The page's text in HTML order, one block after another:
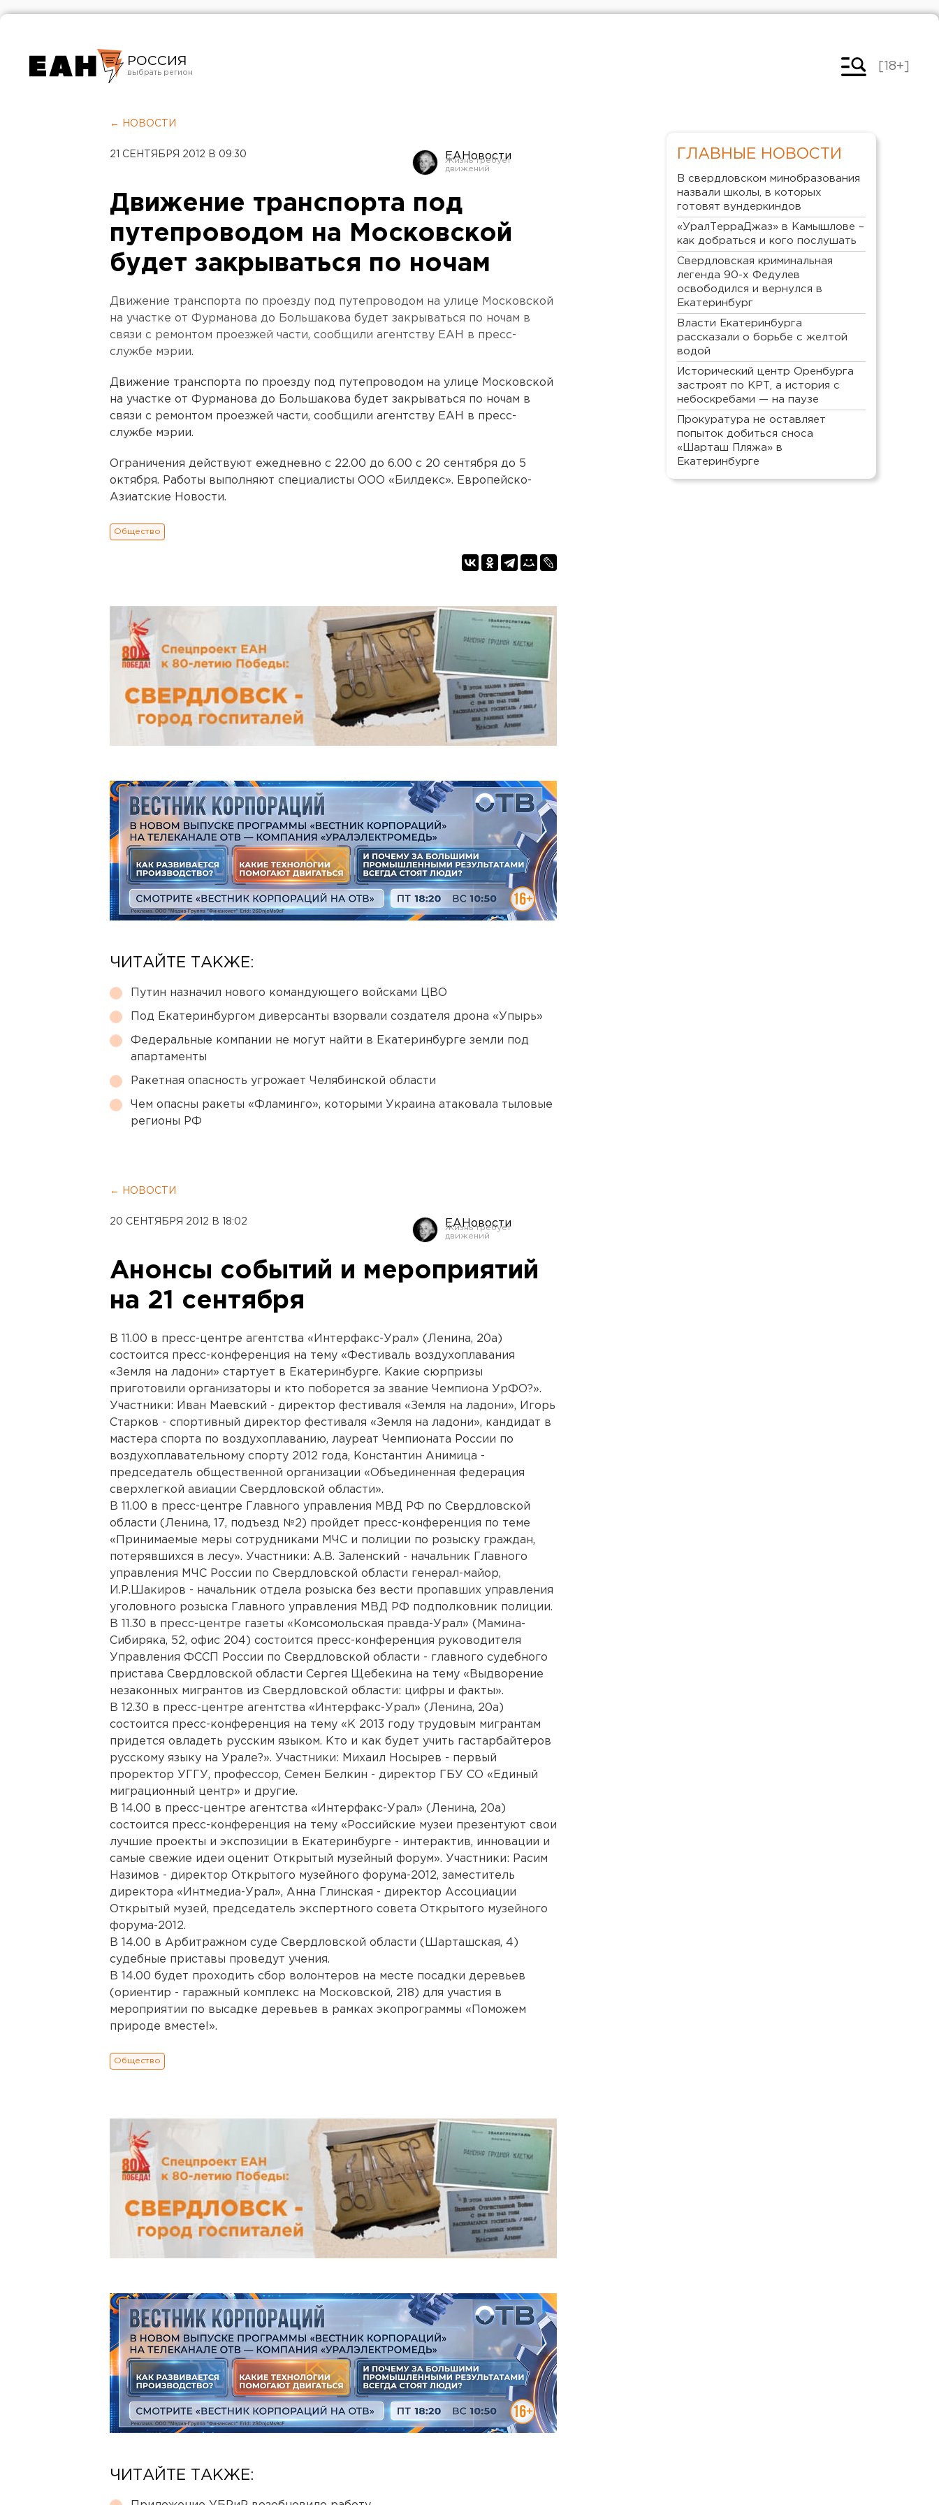
РОССИЯ
Челябинск
[18+]
← НОВОСТИ
21 СЕНТЯБРЯ 2012 В 09:30 ЕАНовости
Движение транспорта под
путепроводом на Московской
будет закрываться по ночам
Движение транспорта по проезду под путепроводом на улице Московской
на участке от Фурманова до Большакова будет закрываться по ночам в
связи с ремонтом проезжей части, сообщили агентству ЕАН в пресс-
службе мэрии.
Движение транспорта по проезду под путепроводом на улице Московской
на участке от Фурманова до Большакова будет закрываться по ночам в
связи с ремонтом проезжей части, сообщили агентству ЕАН в пресс-
службе мэрии.
Ограничения действуют ежедневно с 22.00 до 6.00 с 20 сентября до 5
октября. Работы выполняют специалисты ООО «Билдекс». Европейско-
Азиатские Новости.
Общество
ЧИТАЙТЕ ТАКЖЕ:
Путин назначил нового командующего войсками ЦВО
Под Екатеринбургом диверсанты взорвали создателя дрона «Упырь»
Федеральные компании не могут найти в Екатеринбурге земли под
апартаменты
Ракетная опасность угрожает Челябинской области
Чем опасны ракеты «Фламинго», которыми Украина атаковала тыловые
регионы РФ
← НОВОСТИ
20 СЕНТЯБРЯ 2012 В 18:02 ЕАНовости
Анонсы событий и мероприятий
на 21 сентября
В 11.00 в пресс-центре агентства «Интерфакс-Урал» (Ленина, 20а)
состоится пресс-конференция на тему «Фестиваль воздухоплавания
«Земля на ладони» стартует в Екатеринбурге. Какие сюрпризы
приготовили организаторы и кто поборется за звание Чемпиона УрФО?».
Участники: Иван Маевский - директор фестиваля «Земля на ладони», Игорь
Старков - спортивный директор фестиваля «Земля на ладони», кандидат в
мастера спорта по воздухоплаванию, лауреат Чемпионата России по
воздухоплавательному спорту 2012 года, Константин Анимица -
председатель общественной организации «Объединенная федерация
сверхлегкой авиации Свердловской области».
В 11.00 в пресс-центре Главного управления МВД РФ по Свердловской
области (Ленина, 17, подъезд №2) пройдет пресс-конференция по теме
«Принимаемые меры сотрудниками МЧС и полиции по розыску граждан,
потерявшихся в лесу». Участники: А.В. Заленский - начальник Главного
управления МЧС России по Свердловской области генерал-майор,
И.Р.Шакиров - начальник отдела розыска без вести пропавших управления
уголовного розыска Главного управления МВД РФ подполковник полиции.
В 11.30 в пресс-центре газеты «Комсомольская правда-Урал» (Мамина-
Сибиряка, 52, офис 204) состоится пресс-конференция руководителя
Управления ФССП России по Свердловской области - главного судебного
пристава Свердловской области Сергея Щебекина на тему «Выдворение
незаконных мигрантов из Свердловской области: цифры и факты».
В 12.30 в пресс-центре агентства «Интерфакс-Урал» (Ленина, 20а)
состоится пресс-конференция на тему «К 2013 году трудовым мигрантам
придется овладеть русским языком. Кто и как будет учить гастарбайтеров
русскому языку на Урале?». Участники: Михаил Носырев - первый
проректор УГГУ, профессор, Семен Белкин - директор ГБУ СО «Единый
миграционный центр» и другие.
В 14.00 в пресс-центре агентства «Интерфакс-Урал» (Ленина, 20а)
состоится пресс-конференция на тему «Российские музеи презентуют свои
лучшие проекты и экспозиции в Екатеринбурге - интерактив, инновации и
самые свежие идеи оценит Открытый музейный форум». Участники: Расим
Назимов - директор Открытого музейного форума-2012, заместитель
директора «Интмедиа-Урал», Анна Глинская - директор Ассоциации
Открытый музей, председатель экспертного совета Открытого музейного
форума-2012.
В 14.00 в Арбитражном суде Свердловской области (Шарташская, 4)
судебные приставы проведут учения.
В 14.00 будет проходить сбор волонтеров на месте посадки деревьев
(ориентир - гаражный комплекс на Московской, 218) для участия в
мероприятии по высадке деревьев в рамках экопрограммы «Поможем
природе вместе!».
Общество
ЧИТАЙТЕ ТАКЖЕ:
ГЛАВНЫЕ НОВОСТИ
В свердловском минобразования
назвали школы, в которых
готовят вундеркиндов
«УралТерраДжаз» в Камышлове –
как добраться и кого послушать
Свердловская криминальная
легенда 90-х Федулев
освободился и вернулся в
Екатеринбург
Власти Екатеринбурга
рассказали о борьбе с желтой
водой
Исторический центр Оренбурга
застроят по КРТ, а история с
небоскребами — на паузе
Прокуратура не оставляет
попыток добиться сноса
«Шарташ Пляжа» в
Екатеринбурге